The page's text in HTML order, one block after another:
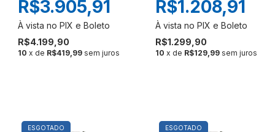
R$4.199,90
R$3.905,91
10 x de R$419,99 sem juros
R$1.299,90
R$1.208,91
10 x de R$129,99 sem juros
ESGOTADO ESGOTADO